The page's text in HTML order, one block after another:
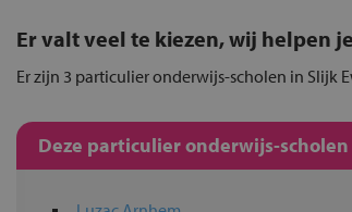
Er valt veel te kiezen, wij helpen
Er zijn 3 particulier onderwijs-scholen in Slijk
Deze particulier onderwijs-